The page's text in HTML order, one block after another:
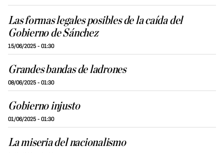
Las formas legales posibles de la caída del
Gobierno de Sánchez
15/06/2025 - 01:30
Grandes bandas de ladrones
08/06/2025 - 01:30
Gobierno injusto
01/06/2025 - 01:30
La miseria del nacionalismo